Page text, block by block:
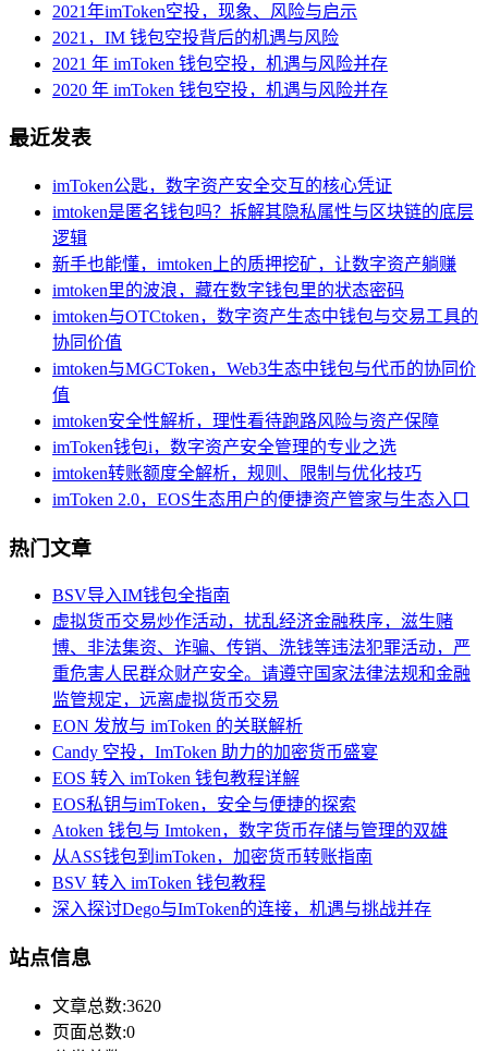
2021年imToken空投，现象、风险与启示
2021，IM 钱包空投背后的机遇与风险
2021 年 imToken 钱包空投，机遇与风险并存
2020 年 imToken 钱包空投，机遇与风险并存
最近发表
imToken公匙，数字资产安全交互的核心凭证
imtoken是匿名钱包吗？拆解其隐私属性与区块链的底层
逻辑
新手也能懂，imtoken上的质押挖矿，让数字资产躺赚
imtoken里的波浪，藏在数字钱包里的状态密码
imtoken与OTCtoken，数字资产生态中钱包与交易工具的
协同价值
imtoken与MGCToken，Web3生态中钱包与代币的协同价
值
imtoken安全性解析，理性看待跑路风险与资产保障
imToken钱包i，数字资产安全管理的专业之选
imtoken转账额度全解析，规则、限制与优化技巧
imToken 2.0，EOS生态用户的便捷资产管家与生态入口
热门文章
BSV导入IM钱包全指南
虚拟货币交易炒作活动，扰乱经济金融秩序，滋生赌
博、非法集资、诈骗、传销、洗钱等违法犯罪活动，严
重危害人民群众财产安全。请遵守国家法律法规和金融
监管规定，远离虚拟货币交易
EON 发放与 imToken 的关联解析
Candy 空投，ImToken 助力的加密货币盛宴
EOS 转入 imToken 钱包教程详解
EOS私钥与imToken，安全与便捷的探索
Atoken 钱包与 Imtoken，数字货币存储与管理的双雄
从ASS钱包到imToken，加密货币转账指南
BSV 转入 imToken 钱包教程
深入探讨Dego与ImToken的连接，机遇与挑战并存
站点信息
文章总数:3620
页面总数:0